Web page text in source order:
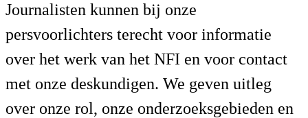
Neem contact op met onze
persvoorlichters voor mediagerelateerde
vragen
Journalisten kunnen bij onze
persvoorlichters terecht voor informatie
over het werk van het NFI en voor contact
met onze deskundigen. We geven uitleg
over onze rol, onze onderzoeksgebieden en